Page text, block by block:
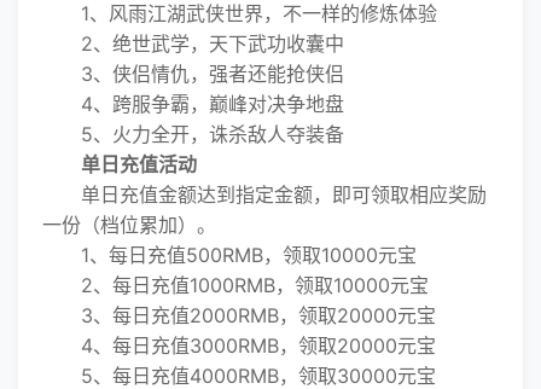
1、风雨江湖武侠世界，不一样的修炼体验
2、绝世武学，天下武功收囊中
3、侠侣情仇，强者还能抢侠侣
4、跨服争霸，巅峰对决争地盘
5、火力全开，诛杀敌人夺装备
单日充值活动
单日充值金额达到指定金额，即可领取相应奖励
一份（档位累加）。
1、每日充值500RMB，领取10000元宝
2、每日充值1000RMB，领取10000元宝
3、每日充值2000RMB，领取20000元宝
4、每日充值3000RMB，领取20000元宝
5、每日充值4000RMB，领取30000元宝